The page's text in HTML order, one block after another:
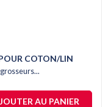
COTON/LIN
AU PANIER